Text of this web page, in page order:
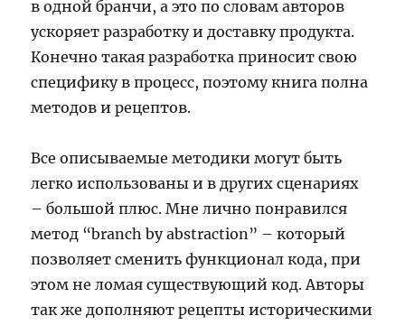
в одной бранчи, а это по словам авторов
ускоряет разработку и доставку продукта.
Конечно такая разработка приносит свою
специфику в процесс, поэтому книга полна
методов и рецептов.
Все описываемые методики могут быть
легко использованы и в других сценариях
– большой плюс. Мне лично понравился
метод “branch by abstraction” – который
позволяет сменить функционал кода, при
этом не ломая существующий код. Авторы
так же дополняют рецепты историческими